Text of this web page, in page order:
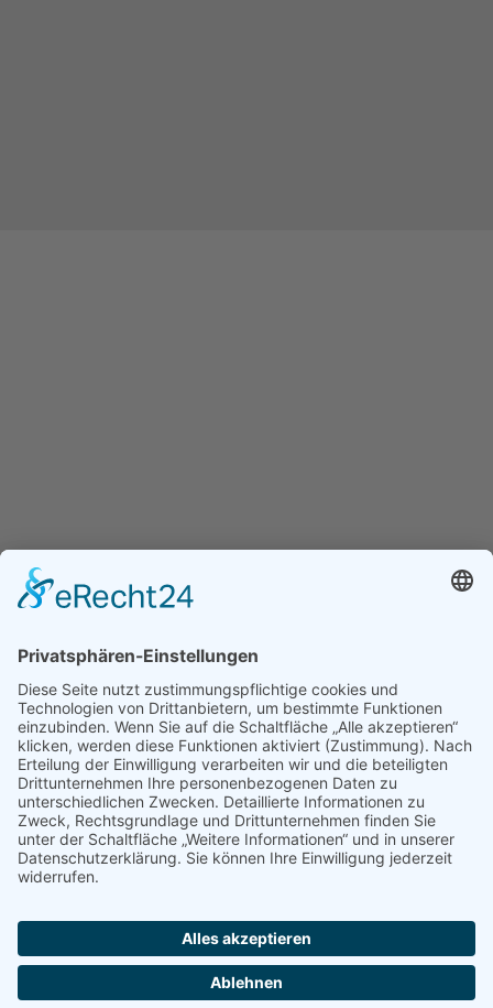
Kunze Medien AG
4.5
Basierend auf 81 Bewertungen
powered byG oog le